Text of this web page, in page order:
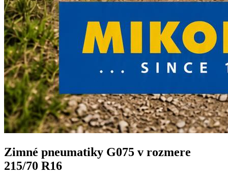
Zimné pneumatiky G075 v rozmere
215/70 R16